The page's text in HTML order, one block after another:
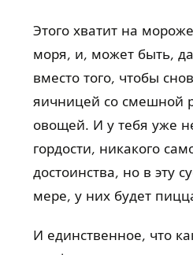
Этого хватит на
моря, и, может быть,
вместо того, чтобы
яичницей со смешной
овощей. И у тебя уже
гордости, никакого
достоинства, но в эту
мере, у них будет
И единственное, что